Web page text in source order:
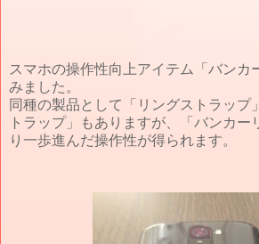
スマホの操作性向上アイテム「バンカ
みました。
同種の製品として「リングストラップ
トラップ」もありますが、「バンカー
り一歩進んだ操作性が得られます。